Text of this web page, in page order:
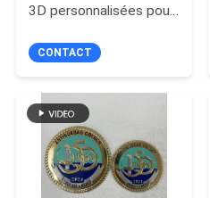
3D personnalisées pour
CONTACT